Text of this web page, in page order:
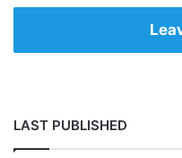
LAST PUBLISHED